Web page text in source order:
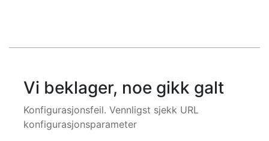
Vi beklager, noe gikk galt
Konfigurasjonsfeil. Vennligst sjekk URL
konfigurasjonsparameter